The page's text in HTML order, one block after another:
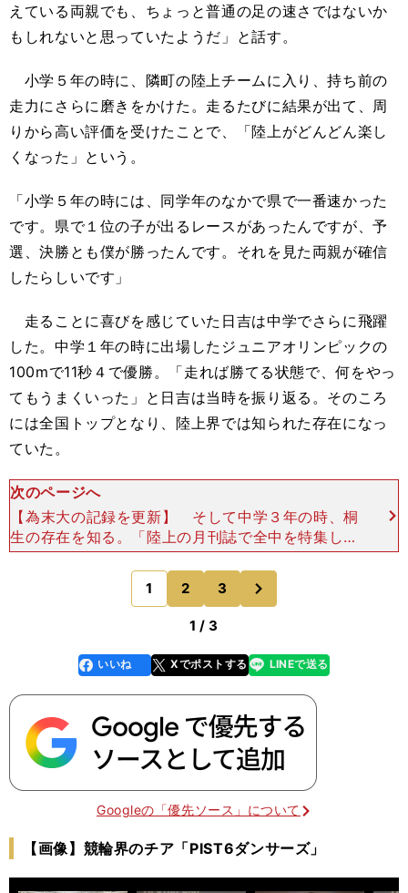
えている両親でも、ちょっと普通の足の速さではないか
もしれないと思っていたようだ」と話す。
小学５年の時に、隣町の陸上チームに入り、持ち前の
走力にさらに磨きをかけた。走るたびに結果が出て、周
りから高い評価を受けたことで、「陸上がどんどん楽し
くなった」という。
「小学５年の時には、同学年のなかで県で一番速かった
です。県で１位の子が出るレースがあったんですが、予
選、決勝とも僕が勝ったんです。それを見た両親が確信
したらしいです」
走ることに喜びを感じていた日吉は中学でさらに飛躍
した。中学１年の時に出場したジュニアオリンピックの
100mで11秒４で優勝。「走れば勝てる状態で、何をやっ
てもうまくいった」と日吉は当時を振り返る。そのころ
には全国トップとなり、陸上界では知られた存在になっ
ていた。
次のページへ
【為末大の記録を更新】 そして中学３年の時、桐
生の存在を知る。「陸上の月刊誌で全中を特集して
いるページがあって、そこに100mを10秒８くら
い、200mを21秒台で走る桐生という選手がいると
載って
1 2 3
1 / 3
faceboo
k
いいね Xでポストする
line LINEで送る
Googleの「優先ソース」について
【画像】競輪界のチア「PIST6ダンサーズ」